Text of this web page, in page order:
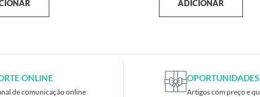
ADICIONAR
ONLINE
de comunicação online
OPORTUNIDADES
Artigos com preço e